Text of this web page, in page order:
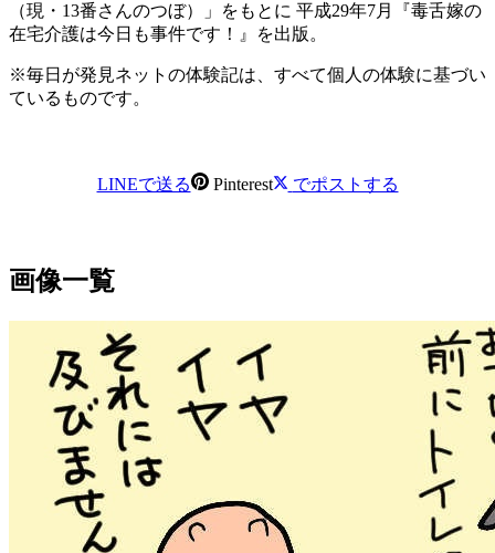
（現・13番さんのつぼ）」をもとに 平成29年7月『毒舌嫁の
在宅介護は今日も事件です！』を出版。
※毎日が発見ネットの体験記は、すべて個人の体験に基づい
ているものです。
LINEで送る Pinterest でポストする
画像一覧